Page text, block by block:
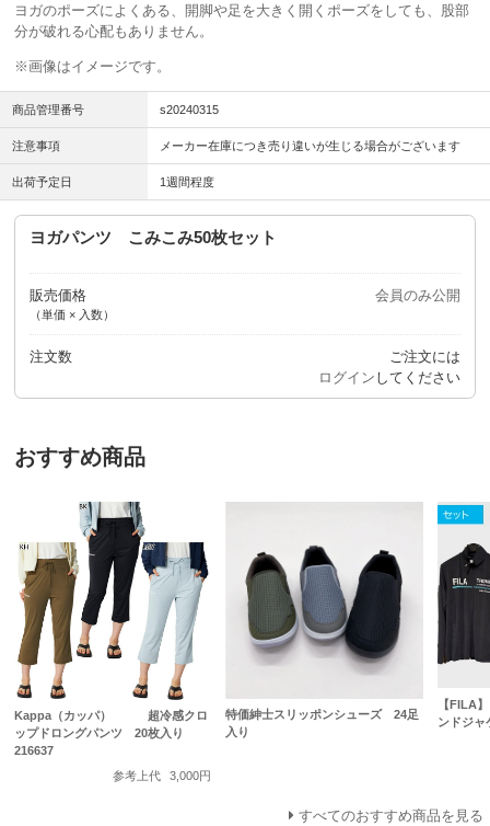
ヨガのポーズによくある、開脚や足を大きく開くポーズをしても、股部
分が破れる心配もありません。
※画像はイメージです。
商品管理番号 s20240315
注意事項 メーカー在庫につき売り違いが生じる場合がございます
出荷予定日 1週間程度
ヨガパンツ こみこみ50枚セット
販売価格
（単価 × 入数）
会員のみ公開
注文数
ご注文には
ログイン してください
おすすめ商品
Kappa（カッパ） 超冷感クロ
ップドロングパンツ 20枚入り
216637
参考上代
3,000円
特価紳士スリッポンシューズ 24足
入り
【FILA
ンドジ
すべてのおすすめ商品を見る